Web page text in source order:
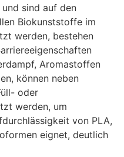
sind auf den
Biokunststoffe im
werden, bestehen
Aromastoffen
können neben
oder
werden, um
von PLA,
eignet, deutlich